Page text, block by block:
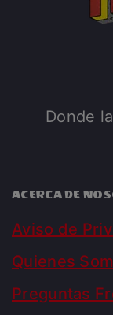
Donde
ACERCA DE
Aviso de
Quienes
Preguntas